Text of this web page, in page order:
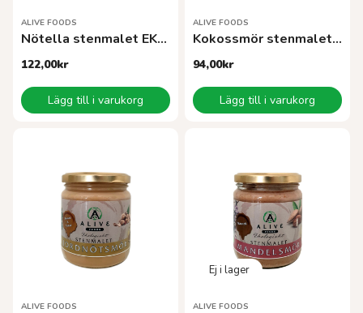
ALIVE FOODS
Nötella stenmalet EKO 260g
122,00kr
Lägg till i varukorg
ALIVE FOODS
Kokossmör stenmalet EKO 260 g
94,00kr
Lägg till i varukorg
ALIVE FOODS ALIVE FOODS